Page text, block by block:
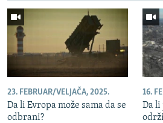
23. FEBRUAR/VELJAČA, 2025.
Da li Evropa može sama da se
odbrani?
16.
Da li